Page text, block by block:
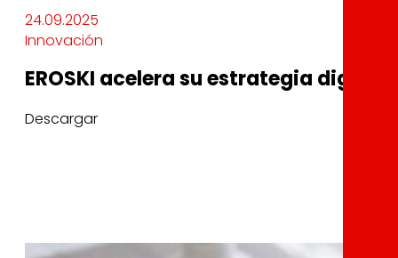
24.09.2025
Innovación
EROSKI acelera su estrategia
Descargar